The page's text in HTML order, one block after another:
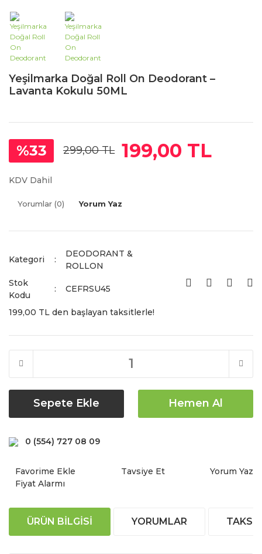
Yeşilmarka Doğal Roll On Deodorant –
Lavanta Kokulu 50ML
%33 299,00 TL 199,00 TL
KDV Dahil
Yorumlar (0) Yorum Yaz
Kategori
DEODORANT &
ROLLON
Stok
Kodu
CEFRSU45
199,00 TL den başlayan taksitlerle!
Sepete Ekle Hemen Al
0 (554) 727 08 09
Tavsiye Et
Yorum Yaz
Fiyat Alarmı
ÜRÜN BILGISI YORUMLAR